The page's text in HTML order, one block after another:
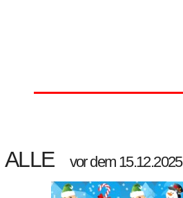
ALLE vor dem 15.12.2025